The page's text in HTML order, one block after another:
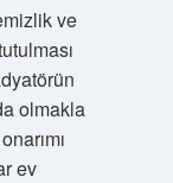
ve
olmakla
ev